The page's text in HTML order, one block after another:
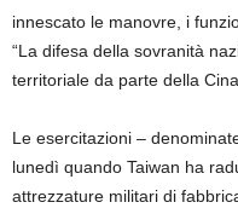
innescato le manovre, i
“La difesa della sovranità
territoriale da parte della
Le esercitazioni –
lunedì quando Taiwan ha
attrezzature militari di